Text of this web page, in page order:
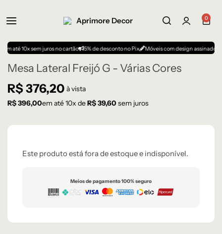
0
até 10x sem juros no cartão 5% de desconto no Pix Móveis com design assinado
Mesa Lateral Freijó G - Várias Cores
R$ 376,20 à vista
R$396,00em até10x deR$39,60 sem juros
Este produto está fora de estoque e indisponível.
Meios de pagamento 100% seguro